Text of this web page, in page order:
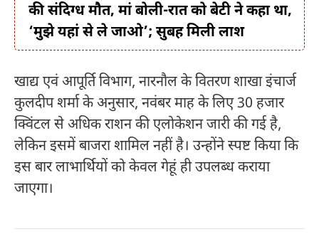
की संदिग्ध मौत, मां बोली-रात को बेटी ने कहा था,
‘मुझे यहां से ले जाओ’; सुबह मिली लाश
खाद्य एवं आपूर्ति विभाग, नारनौल के वितरण शाखा इंचार्ज
कुलदीप शर्मा के अनुसार, नवंबर माह के लिए 30 हजार
क्विंटल से अधिक राशन की एलोकेशन जारी की गई है,
लेकिन इसमें बाजरा शामिल नहीं है। उन्होंने स्पष्ट किया कि
इस बार लाभार्थियों को केवल गेहूं ही उपलब्ध कराया
जाएगा।